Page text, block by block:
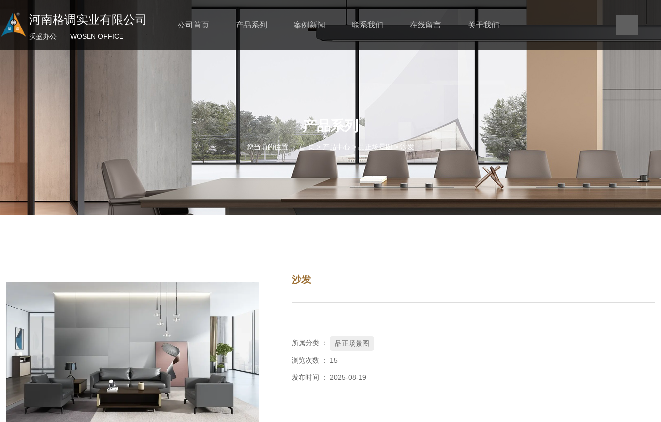
河南格调实业有限公司
沃盛办公——WOSEN OFFICE
公司首页 产品系列 案例新闻 联系我们 在线留言 关于我们
产品系列
您当前的位置 ： 首 页 > 产品中心 > 品正场景图 > 沙发
沙发
所属分类 ： 品正场景图
浏览次数 ： 15
发布时间 ： 2025-08-19